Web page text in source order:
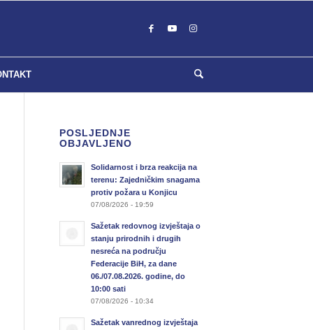
POSLJEDNJE
OBJAVLJENO
Solidarnost i brza reakcija na
terenu: Zajedničkim snagama
protiv požara u Konjicu
07/08/2026 - 19:59
Sažetak redovnog izvještaja o
stanju prirodnih i drugih
nesreća na području
Federacije BiH, za dane
06./07.08.2026. godine, do
10:00 sati
07/08/2026 - 10:34
Sažetak vanrednog izvještaja